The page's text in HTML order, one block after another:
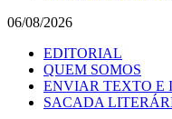
06/08/2026
EDITORIAL
QUEM SOMOS
ENVIAR TEXTO E
SACADA